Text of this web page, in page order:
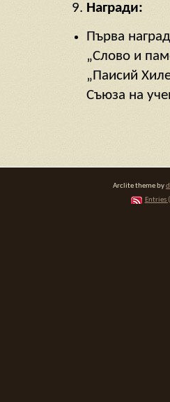
Награди:
Първа
„Слово и
„Паисий
Съюза на
Arclite theme by
Entries